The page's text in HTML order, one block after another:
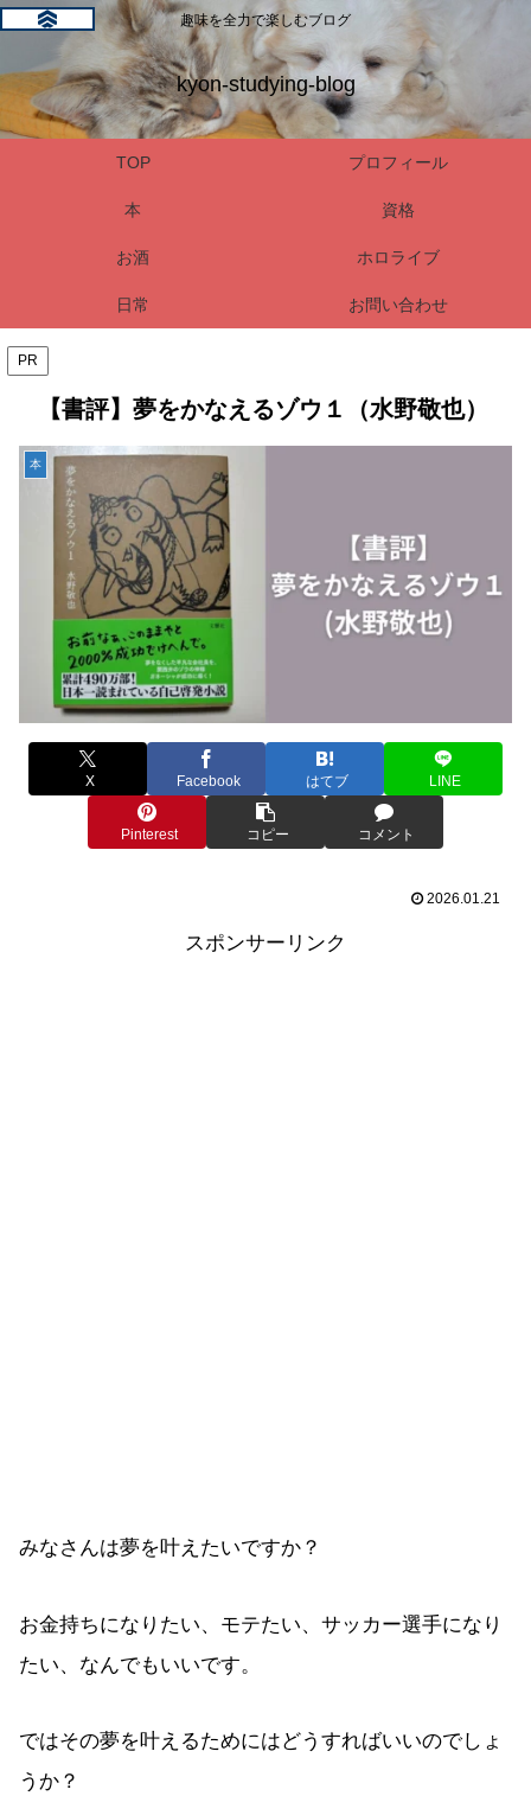
趣味を全力で楽しむブログ
kyon-studying-blog
TOP プロフィール
本 資格
お酒 ホロライブ
日常 お問い合わせ
PR
【書評】夢をかなえるゾウ１（水野敬也）
本
X Facebook はてブ LINE
Pinterest コピー コメント
2026.01.21
スポンサーリンク
みなさんは夢を叶えたいですか？
お金持ちになりたい、モテたい、サッカー選手になり
たい、なんでもいいです。
ではその夢を叶えるためにはどうすればいいのでしょ
うか？